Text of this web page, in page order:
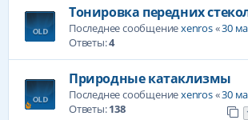
Тонировка передних
Последнее сообщениеxenros«30
Ответы:4
Природные катаклизмы
Последнее сообщениеxenros«30
Ответы:138